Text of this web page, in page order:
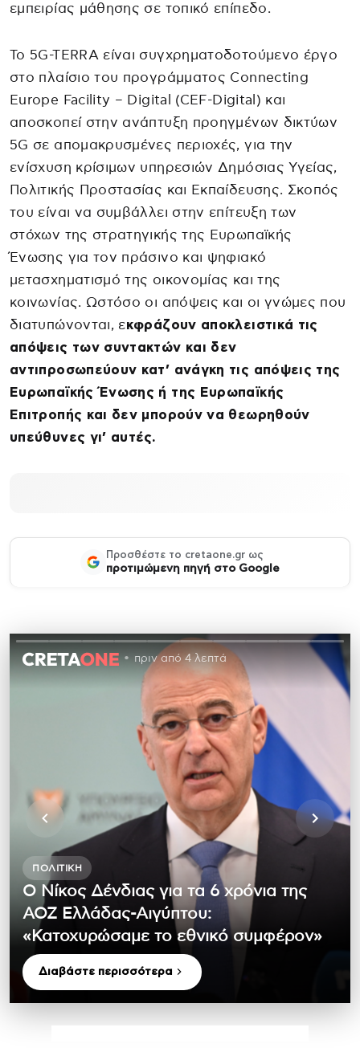
εμπειρίας μάθησης σε τοπικό επίπεδο.
Το 5G-TERRA είναι συγχρηματοδοτούμενο έργο
στο πλαίσιο του προγράμματος Connecting
Europe Facility – Digital (CEF-Digital) και
αποσκοπεί στην ανάπτυξη προηγμένων δικτύων
5G σε απομακρυσμένες περιοχές, για την
ενίσχυση κρίσιμων υπηρεσιών Δημόσιας Υγείας,
Πολιτικής Προστασίας και Εκπαίδευσης. Σκοπός
του είναι να συμβάλλει στην επίτευξη των
στόχων της στρατηγικής της Ευρωπαϊκής
Ένωσης για τον πράσινο και ψηφιακό
μετασχηματισμό της οικονομίας και της
κοινωνίας. Ωστόσο οι απόψεις και οι γνώμες που
διατυπώνονται, εκφράζουν αποκλειστικά τις
απόψεις των συντακτών και δεν
αντιπροσωπεύουν κατ’ ανάγκη τις απόψεις της
Ευρωπαϊκής Ένωσης ή της Ευρωπαϊκής
Επιτροπής και δεν μπορούν να θεωρηθούν
υπεύθυνες γι’ αυτές.
Προσθέστε το cretaone.gr ως
προτιμώμενη πηγή στο Google
πριν από 4 λεπτά
ΠΟΛΙΤΙΚΉ
Ο Νίκος Δένδιας για τα 6 χρόνια της
ΑΟΖ Ελλάδας-Αιγύπτου:
«Κατοχυρώσαμε το εθνικό συμφέρον»
Διαβάστε περισσότερα